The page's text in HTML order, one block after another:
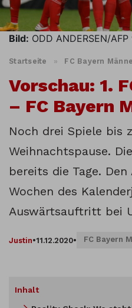
Bild: ODD ANDERSEN/
Startseite » FC Bayern
Vorschau: 1.
– FC Bayern
Noch drei Spiele bis
Weihnachtspause.
bereits die Tage.
Wochen des
Auswärtsauftritt bei
Justin•11.12.2020• FC Bayern
Inhalt